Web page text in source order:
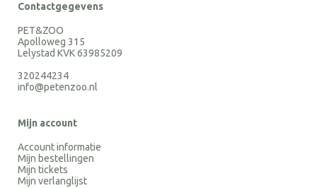
Contactgegevens
PET&ZOO
Apolloweg 315
Lelystad KVK 63985209
320244234
info@petenzoo.nl
Mijn account
Account informatie
Mijn bestellingen
Mijn tickets
Mijn verlanglijst